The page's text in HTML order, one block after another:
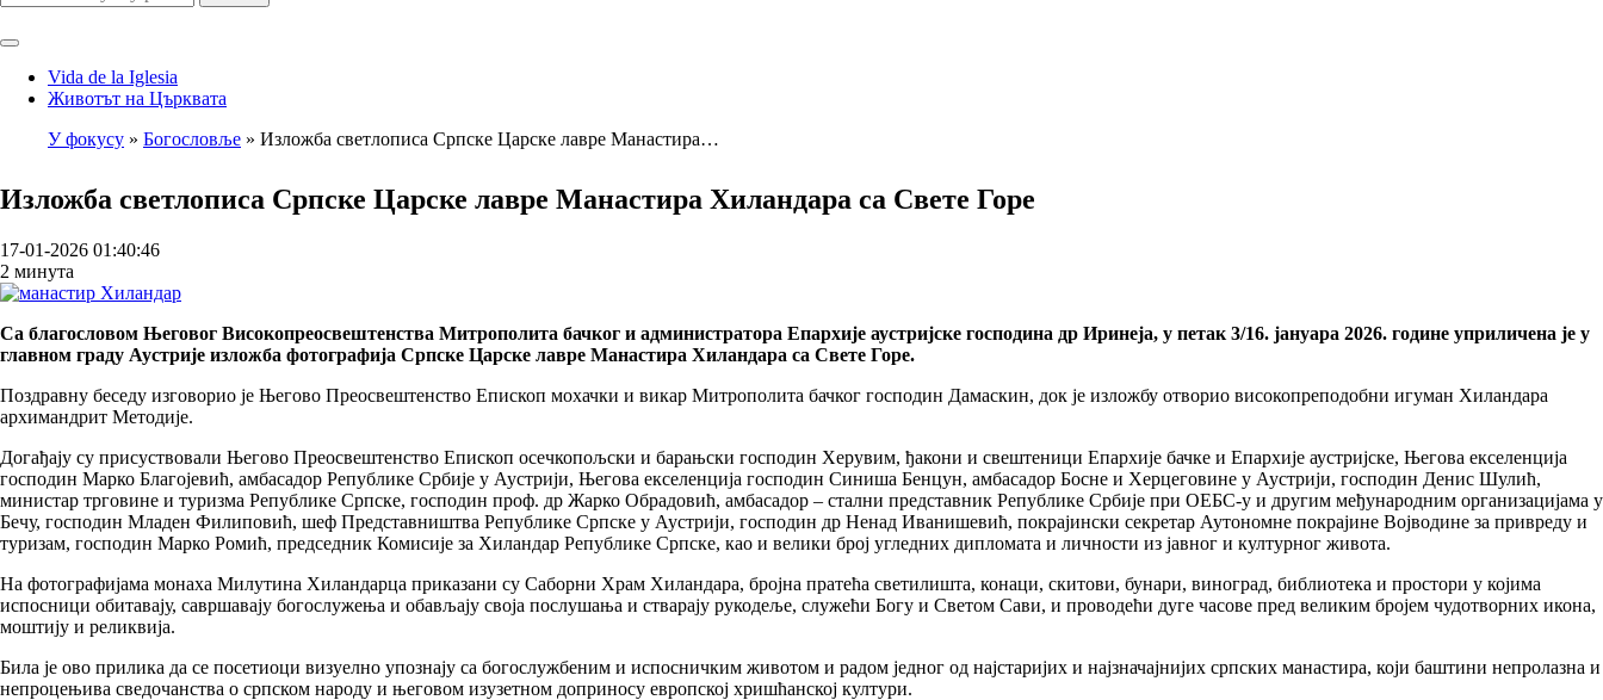
Vida de la Iglesia
Животът на Църквата
У фокусу Богословље Изложба светлописа Српске Царске лавре Манастира…
Изложба светлописа Српске Царске лавре Манастира Хиландара са Свете Горе
17-01-2026 01:40:46
2 минута
Са благословом Његовог Високопреосвештенства Митрополита бачког и администратора Епархије аустријске господина др Иринеја, у петак 3/16. јануара 2026. године уприличена је у
главном граду Аустрије изложба фотографија Српске Царске лавре Манастира Хиландара са Свете Горе.
Поздравну беседу изговорио је Његово Преосвештенство Епископ мохачки и викар Митрополита бачког господин Дамаскин, док је изложбу отворио високопреподобни игуман Хиландара
архимандрит Методије.
Догађају су присуствовали Његово Преосвештенство Епископ осечкопољски и барањски господин Херувим, ђакони и свештеници Епархије бачке и Епархије аустријске, Његова екселенција
господин Марко Благојевић, амбасадор Републике Србије у Аустрији, Његова екселенција господин Синиша Бенцун, амбасадор Босне и Херцеговине у Аустрији, господин Денис Шулић,
министар трговине и туризма Републике Српске, господин проф. др Жарко Обрадовић, амбасадор – стални представник Републике Србије при ОЕБС-у и другим међународним организацијама у
Бечу, господин Младен Филиповић, шеф Представништва Републике Српске у Аустрији, господин др Ненад Иванишевић, покрајински секретар Аутономне покрајине Војводине за привреду и
туризам, господин Марко Ромић, председник Комисије за Хиландар Републике Српске, као и велики број угледних дипломата и личности из јавног и културног живота.
На фотографијама монаха Милутина Хиландарца приказани су Саборни Храм Хиландара, бројна пратећа светилишта, конаци, скитови, бунари, виноград, библиотека и простори у којима
испосници обитавају, савршавају богослужења и обављају своја послушања и стварају рукодеље, служећи Богу и Светом Сави, и проводећи дуге часове пред великим бројем чудотворних икона,
моштију и реликвија.
Била је ово прилика да се посетиоци визуелно упознају са богослужбеним и испосничким животом и радом једног од најстаријих и најзначајнијих српских манастира, који баштини непролазна и
непроцењива сведочанства о српском народу и његовом изузетном доприносу европској хришћанској култури.